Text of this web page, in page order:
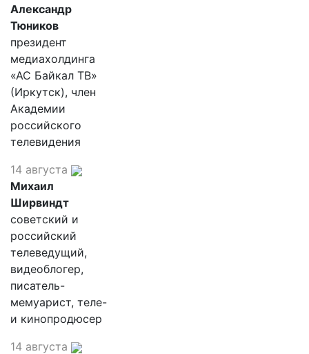
Александр
Тюников
президент
медиахолдинга
«АС Байкал ТВ»
(Иркутск), член
Академии
российского
телевидения
14 августа
Михаил
Ширвиндт
советский и
российский
телеведущий,
видеоблогер,
писатель-
мемуарист, теле-
и кинопродюсер
14 августа